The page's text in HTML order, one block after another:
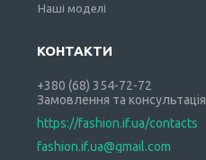
Наші моделі
+380 (68) 354-72-72
Замовлення та консультація
https://fashion.if.ua/contacts
fashion.if.ua@gmail.com